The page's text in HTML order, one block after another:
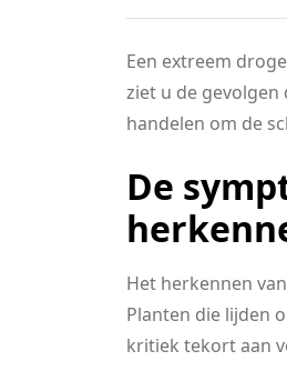
Een extreem
ziet u de
handelen om de
De
Het herkennen
Planten die lijden
kritiek tekort aan